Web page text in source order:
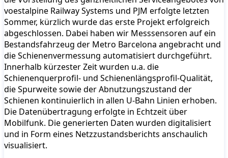
voestalpine Railway Systems und PJM erfolgte letzten
Sommer, kürzlich wurde das erste Projekt erfolgreich
abgeschlossen. Dabei haben wir Messsensoren auf ein
Bestandsfahrzeug der Metro Barcelona angebracht und
die Schienenvermessung automatisiert durchgeführt.
Innerhalb kürzester Zeit wurden u.a. die
Schienenquerprofil- und Schienenlängsprofil-Qualität,
die Spurweite sowie der Abnutzungszustand der
Schienen kontinuierlich in allen U-Bahn Linien erhoben.
Die Datenübertragung erfolgte in Echtzeit über
Mobilfunk. Die generierten Daten wurden digitalisiert
und in Form eines Netzzustandsberichts anschaulich
visualisiert.